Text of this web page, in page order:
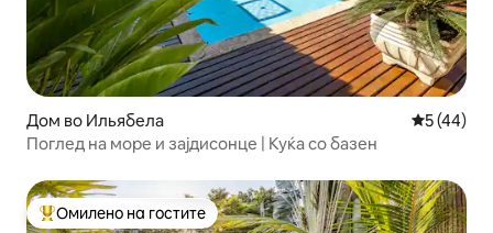
Дом во Ильябела Просечна
5 (44)
Поглед на море и зајдисонце | Куќа со базен
Меѓу најуспешните „Омилени на гостите“
Омилено на гостите